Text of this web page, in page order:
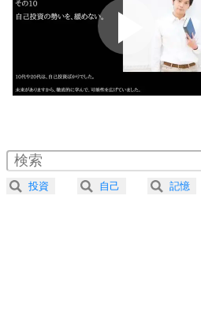
ポジティブにな
ポジティブ思考になる
ストレス対策
人生、なんとか
気楽に生きる30の方法
4 器の大きい人は、
プラス思考
2.0倍速 （315KB 1分20秒
2.5倍速 （252KB 1分4秒）
3.0倍速 （210KB 53秒）
投資 自己 記憶